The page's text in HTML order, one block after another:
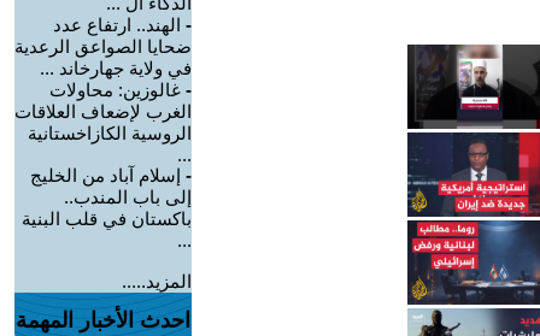
- الهند.. ارتفاع عدد
ضحايا الصواعق الرعدية
في ولاية جهارخاند ...
- غالوزين: محاولات
الغرب لإضعاف العلاقات
الروسية الكازاخستانية
...
- إسلام آباد من الخليج
إلى باب المندب..
باكستان في قلب البنية
...
المزيد.....
احدث الأخبار المهمة